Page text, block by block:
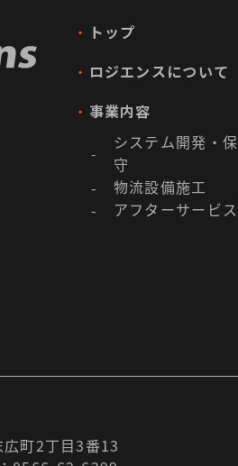
・ トップ
・ ロジエンスについて
・ 事業内容
-
システム開発・保
守
- 物流設備施工
- アフターサービス
町2丁目3番13